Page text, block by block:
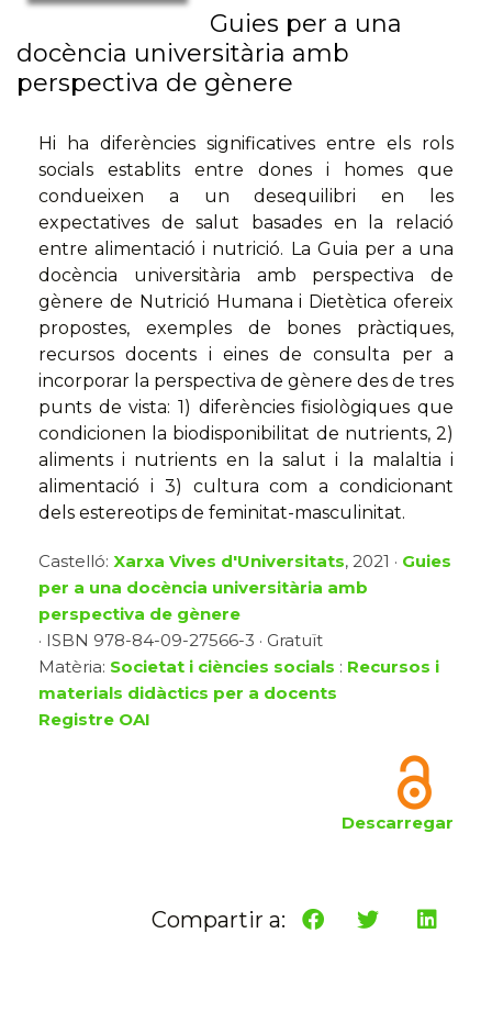
Guies per a una
docència universitària amb
perspectiva de gènere
Hi ha diferències significatives entre els rols
socials establits entre dones i homes que
condueixen a un desequilibri en les
expectatives de salut basades en la relació
entre alimentació i nutrició. La Guia per a una
docència universitària amb perspectiva de
gènere de Nutrició Humana i Dietètica ofereix
propostes, exemples de bones pràctiques,
recursos docents i eines de consulta per a
incorporar la perspectiva de gènere des de tres
punts de vista: 1) diferències fisiològiques que
condicionen la biodisponibilitat de nutrients, 2)
aliments i nutrients en la salut i la malaltia i
alimentació i 3) cultura com a condicionant
dels estereotips de feminitat-masculinitat.
Castelló: Xarxa Vives d'Universitats, 2021 · Guies
per a una docència universitària amb
perspectiva de gènere
· ISBN 978-84-09-27566-3 · Gratuït
Matèria: Societat i ciències socials : Recursos i
materials didàctics per a docents
Registre OAI
Descarregar
Compartir a: